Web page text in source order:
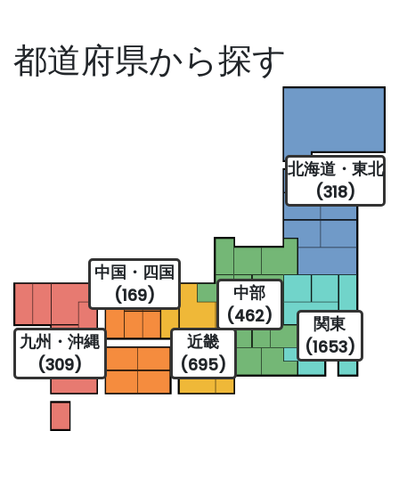
都道府県から探す
北海道・東北
(318)
関東
(1653)
中部
(462)
近畿
(695)
中国・四国
(169)
九州・沖縄
(309)